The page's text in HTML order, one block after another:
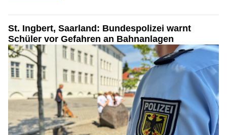
St. Ingbert, Saarland: Bundespolizei warnt
Schüler vor Gefahren an Bahnanlagen